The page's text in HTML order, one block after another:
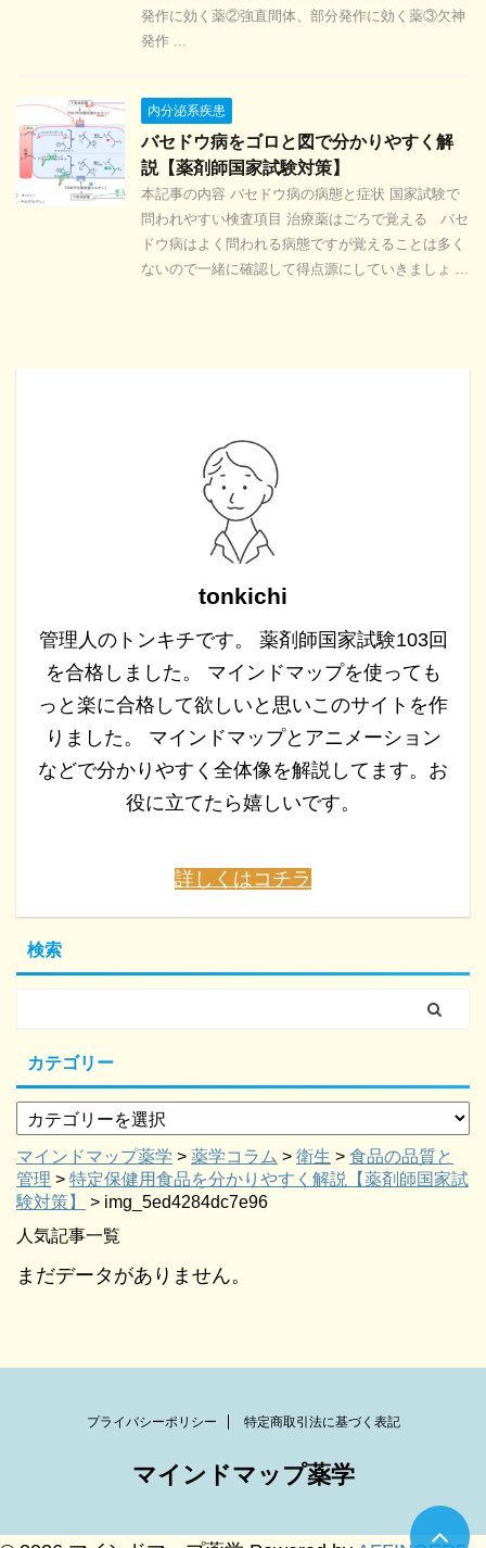
発作に効く薬②強直間体、部分発作に効く薬③欠神
発作 ...
内分泌系疾患
バセドウ病をゴロと図で分かりやすく解
説【薬剤師国家試験対策】
本記事の内容 バセドウ病の病態と症状 国家試験で
問われやすい検査項目 治療薬はごろで覚える バセ
ドウ病はよく問われる病態ですが覚えることは多く
ないので一緒に確認して得点源にしていきましょ ...
tonkichi
管理人のトンキチです。 薬剤師国家試験103回
を合格しました。 マインドマップを使っても
っと楽に合格して欲しいと思いこのサイトを作
りました。 マインドマップとアニメーション
などで分かりやすく全体像を解説してます。お
役に立てたら嬉しいです。
詳しくはコチラ
検索
カテゴリー
マインドマップ薬学 > 薬学コラム > 衛生 > 食品の品質と
管理 > 特定保健用食品を分かりやすく解説【薬剤師国家試
験対策】
> img_5ed4284dc7e96
人気記事一覧
まだデータがありません。
プライバシーポリシー 特定商取引法に基づく表記
マインドマップ薬学